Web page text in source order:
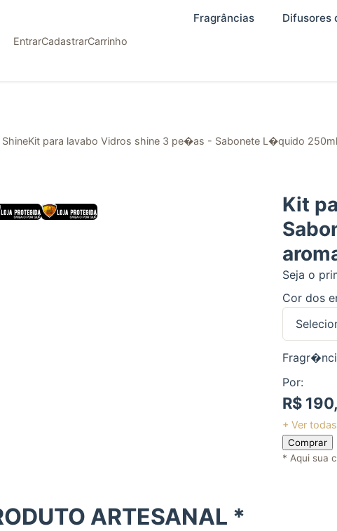
EntrarCadastrarCarrinho
Fragrâncias Difusores
Kit para lavabo Vidros shine 3 pe�as - Sabonete L�quido
Kit
Seja o
Cor dos
Por:
R$
+ Ver
Comprar
* Aqui sua
ARTESANAL *